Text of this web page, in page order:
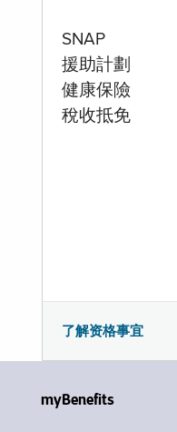
SNAP
援助計劃
健康保險
稅收抵免
了解资格事宜
myBenefits